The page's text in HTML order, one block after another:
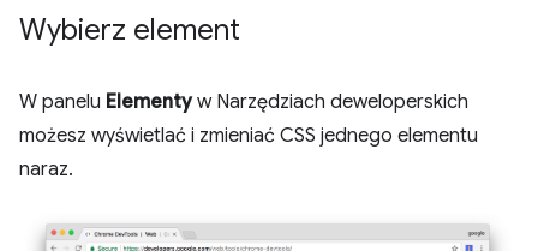
Wybierz element
W panelu Elementyw Narzędziach deweloperskich
możesz wyświetlać i zmieniać CSS jednego elementu
naraz.